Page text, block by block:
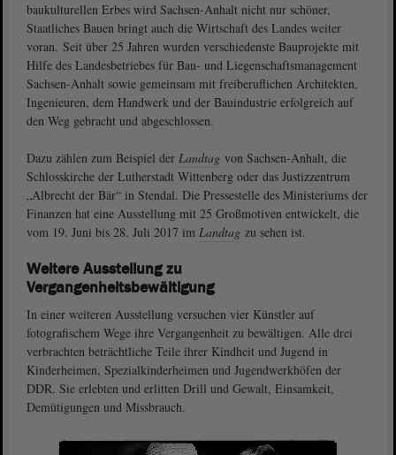
baukulturellen Erbes wird Sachsen-Anhalt nicht nur schöner,
Staatliches Bauen bringt auch die Wirtschaft des Landes weiter
voran. Seit über 25 Jahren wurden verschiedenste Bauprojekte mit
Hilfe des Landesbetriebes für Bau- und Liegenschaftsmanagement
Sachsen-Anhalt sowie gemeinsam mit freiberuflichen Architekten,
Ingenieuren, dem Handwerk und der Bauindustrie erfolgreich auf
den Weg gebracht und abgeschlossen.
Dazu zählen zum Beispiel der Landtag von Sachsen-Anhalt, die
Schlosskirche der Lutherstadt Wittenberg oder das Justizzentrum
„Albrecht der Bär“ in Stendal. Die Pressestelle des Ministeriums der
Finanzen hat eine Ausstellung mit 25 Großmotiven entwickelt, die
vom 19. Juni bis 28. Juli 2017 im Landtag zu sehen ist.
Weitere Ausstellung zu
Vergangenheitsbewältigung
In einer weiteren Ausstellung versuchen vier Künstler auf
fotografischem Wege ihre Vergangenheit zu bewältigen. Alle drei
verbrachten beträchtliche Teile ihrer Kindheit und Jugend in
Kinderheimen, Spezialkinderheimen und Jugendwerkhöfen der
DDR. Sie erlebten und erlitten Drill und Gewalt, Einsamkeit,
Demütigungen und Missbrauch.